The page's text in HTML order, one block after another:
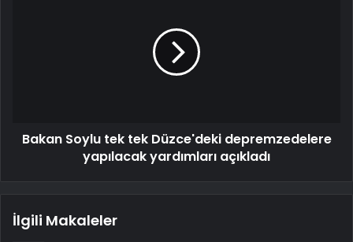
Bakan Soylu tek tek Düzce'deki depremzedelere
yapılacak yardımları açıkladı
İlgili Makaleler